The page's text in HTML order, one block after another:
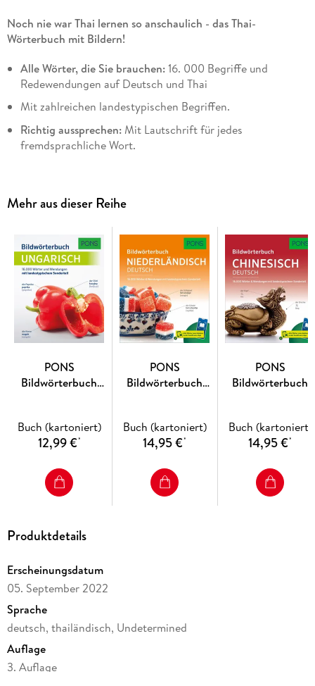
Noch nie war Thai lernen so anschaulich - das Thai-
Wörterbuch mit Bildern!
Alle Wörter, die Sie brauchen:16. 000 Begriffe und
Redewendungen auf Deutsch und Thai
Mit zahlreichen landestypischen Begriffen.
Richtig aussprechen:Mit Lautschrift für jedes
fremdsprachliche Wort.
Leicht gefunden:Imzweisprachigen Register
Urlaub oder auf Reisen.
Mehr aus dieser Reihe
PONS
Bildwörterbuch
Buch (kartoniert)
12,99 €*
PONS
Bildwörterbuch
Buch (kartoniert)
14,95 €*
PONS
Bildwörterbuch
Buch (kartoniert)
14,95 €*
Produktdetails
Erscheinungsdatum
05. September 2022
Sprache
deutsch, thailändisch, Undetermined
Auflage
3. Auflage